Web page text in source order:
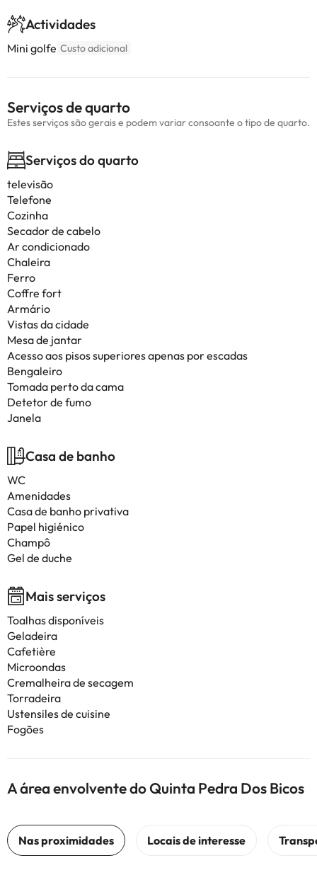
Actividades
Mini golfe Custo adicional
Serviços de quarto
Estes serviços são gerais e podem variar consoante o tipo de quarto.
Serviços do quarto
televisão
Telefone
Cozinha
Secador de cabelo
Ar condicionado
Chaleira
Ferro
Coffre fort
Armário
Vistas da cidade
Mesa de jantar
Acesso aos pisos superiores apenas por escadas
Bengaleiro
Tomada perto da cama
Detetor de fumo
Janela
Casa de banho
WC
Amenidades
Casa de banho privativa
Papel higiénico
Champô
Gel de duche
Mais serviços
Toalhas disponíveis
Geladeira
Cafetière
Microondas
Cremalheira de secagem
Torradeira
Ustensiles de cuisine
Fogões
A área envolvente do Quinta Pedra Dos Bicos